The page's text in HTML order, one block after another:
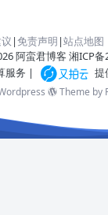
|免责声明 |站点地图
阿蛮君博客 湘ICP备
服务 | 提
Theme by